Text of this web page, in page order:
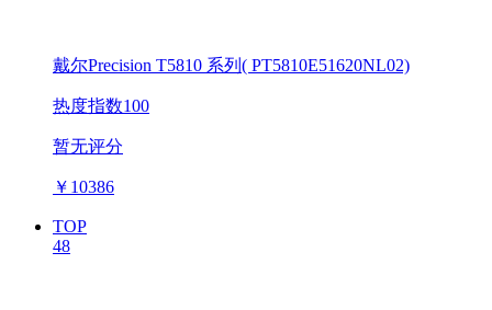
戴尔Precision T5810 系列( PT5810E51620NL02)
热度指数100
暂无评分
￥ 10386
TOP
48